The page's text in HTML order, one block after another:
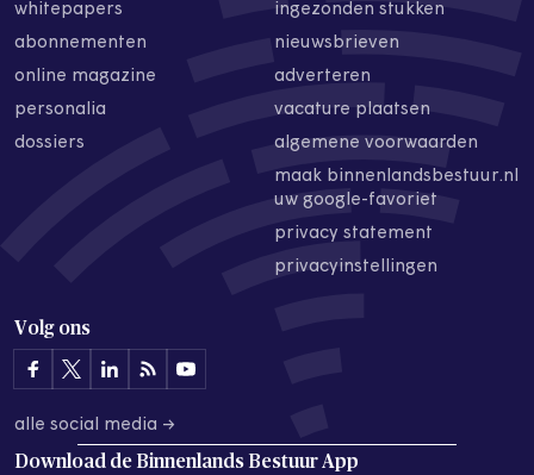
whitepapers
abonnementen
online magazine
personalia
dossiers
ingezonden stukken
nieuwsbrieven
adverteren
vacature plaatsen
algemene voorwaarden
maak binnenlandsbestuur.nl
uw google-favoriet
privacy statement
privacyinstellingen
Volg ons
alle social media →
Download de Binnenlands Bestuur App